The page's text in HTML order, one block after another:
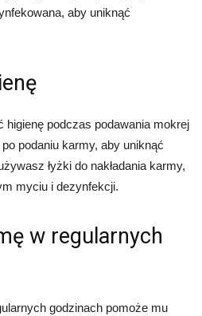
aby uniknąć
higienę podczas podawania mokrej
podaniu karmy, aby uniknąć
łyżki do nakładania karmy,
myciu i dezynfekcji.
w regularnych
godzinach pomoże mu